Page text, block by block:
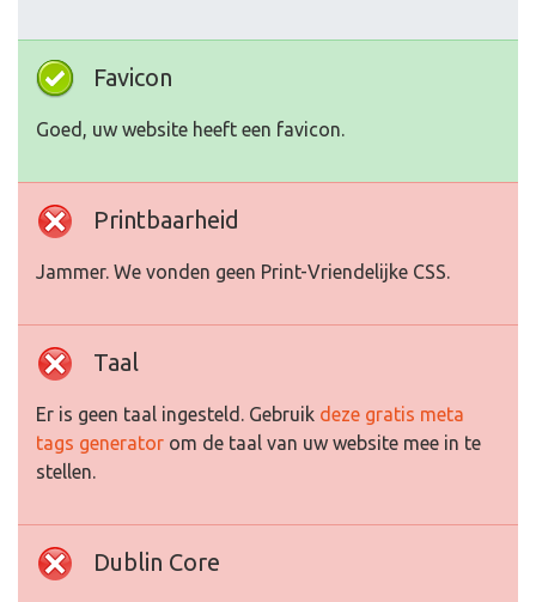
Favicon
Goed, uw website heeft een favicon.
Printbaarheid
Jammer. We vonden geen Print-Vriendelijke CSS.
Taal
Er is geen taal ingesteld. Gebruik deze gratis meta
tags generator om de taal van uw website mee in te
stellen.
Dublin Core